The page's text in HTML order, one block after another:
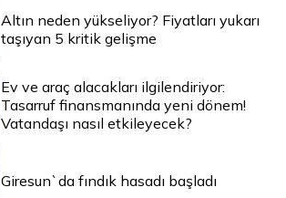
Altın neden yükseliyor? Fiyatları yukarı
taşıyan 5 kritik gelişme
Ev ve araç alacakları ilgilendiriyor:
Tasarruf finansmanında yeni dönem!
Vatandaşı nasıl etkileyecek?
Giresun`da fındık hasadı başladı